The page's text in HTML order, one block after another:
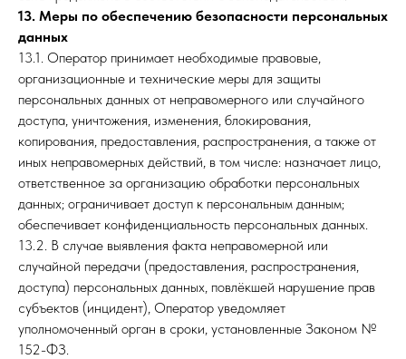
13. Меры по обеспечению безопасности персональных
данных
13.1. Оператор принимает необходимые правовые,
организационные и технические меры для защиты
персональных данных от неправомерного или случайного
доступа, уничтожения, изменения, блокирования,
копирования, предоставления, распространения, а также от
иных неправомерных действий, в том числе: назначает лицо,
ответственное за организацию обработки персональных
данных; ограничивает доступ к персональным данным;
обеспечивает конфиденциальность персональных данных.
13.2. В случае выявления факта неправомерной или
случайной передачи (предоставления, распространения,
доступа) персональных данных, повлёкшей нарушение прав
субъектов (инцидент), Оператор уведомляет
уполномоченный орган в сроки, установленные Законом №
152-ФЗ.